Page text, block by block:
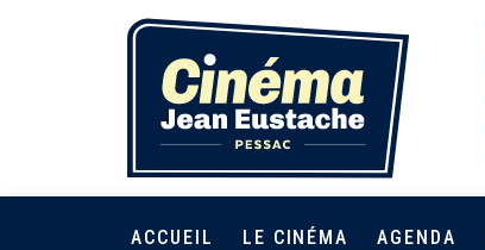
ACCUEIL LE CINÉMA AGENDA